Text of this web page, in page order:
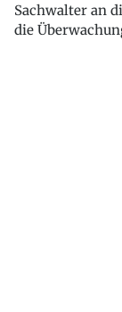
Sachwalter an
die